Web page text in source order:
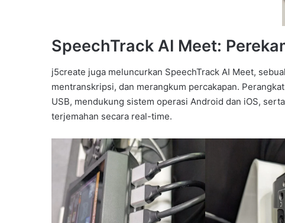
SpeechTrack AI Meet:
j5create juga meluncurkan SpeechTrack AI Meet,
mentranskripsi, dan merangkum percakapan.
USB, mendukung sistem operasi Android dan iOS,
terjemahan secara real-time.